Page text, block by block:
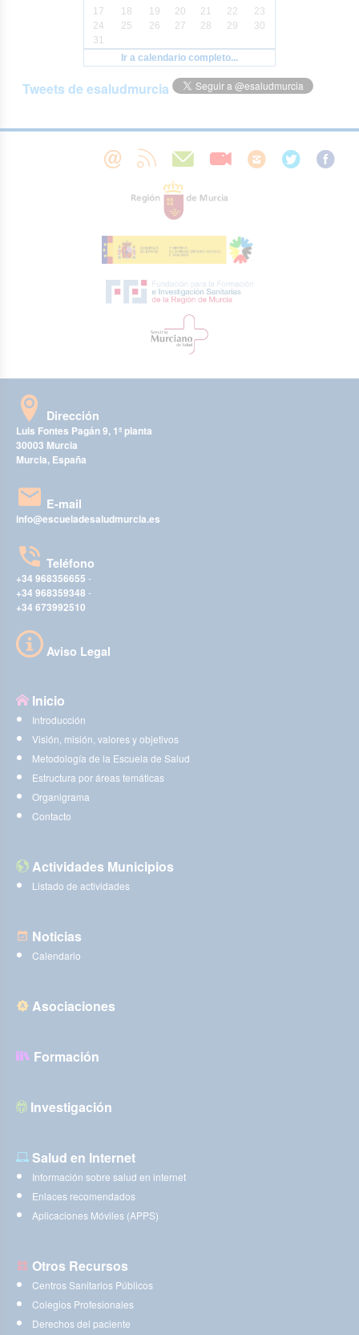
17
18 19 20 21 22
23
24
25 26 27 28 29
30
31
Ir a calendario completo...
Tweets de esaludmurcia
Dirección
Luis Fontes Pagán 9, 1ª planta
30003 Murcia
Murcia, España
E-mail
info@escueladesaludmurcia.es
Teléfono
+34 968356655 -
+34 968359348 -
+34 673992510
Aviso Legal
Inicio
Introducción
Visión, misión, valores y objetivos
Metodología de la Escuela de Salud
Estructura por áreas temáticas
Organigrama
Contacto
Actividades Municipios
Listado de actividades
Noticias
Calendario
Asociaciones
Formación
Investigación
Salud en Internet
Información sobre salud en internet
Enlaces recomendados
Aplicaciones Móviles (APPS)
Otros Recursos
Centros Sanitarios Públicos
Colegios Profesionales
Derechos del paciente